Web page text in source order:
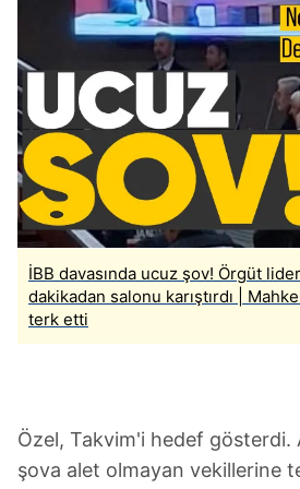
İBB davasında ucuz şov! Örgüt
dakikadan salonu karıştırdı |
terk etti
Özel, Takvim'i hedef gösterdi.
şova alet olmayan vekillerine